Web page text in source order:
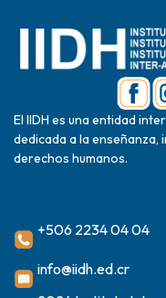
El IIDH es una entidad
dedicada a la
derechos humanos.
+506 2234 04 04
info@iidh.ed.cr